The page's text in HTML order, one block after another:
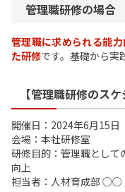
管理職研修の場合
管理職に求められる能
た研修です。基礎から実
【管理職研修のスケ
開催日：2024年6月15日
会場：本社研修室
研修目的：管理職として
向上
担当者：人材育成部 ○○